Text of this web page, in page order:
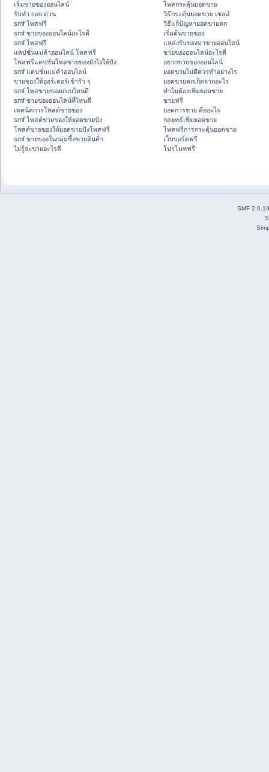
เริ่มขายของออนไลน์
รับทำ seo ด่วน
smf โพสฟรี
smf ขายของออนไลน์อะไรดี
smf โพสฟรี
แคปชั่นแม่ค้าออนไลน์ โพสฟรี
โพสฟรีแคปชั่นโพสขายของยังไงให้ปัง
smf แคปชั่นแม่ค้าออนไลน์
ขายของให้ออร์เดอร์เข้ารัว ๆ
smf โพสขายของแบบไหนดี
smf ขายของออนไลน์ที่ไหนดี
เทคนิคการโพสต์ขายของ
smf โพสต์ขายของให้ยอดขายปัง
โพสต์ขายของให้ยอดขายปังโพสฟรี
smf ขายของในกลุ่มซื้อขายสินค้า
ไม่รู้จะขายอะไรดี
โพสกระตุ้นยอดขาย
วิธีกระตุ้นยอดขาย เซลล์
วิธีแก้ปัญหายอดขายตก
เริ่มต้นขายของ
แหล่งรับของมาขายออนไลน์
ขายของออนไลน์อะไรดี
อยากขายของออนไลน์
ยอดขายไม่ดีควรทำอย่างไร
ยอดขายตกเกิดจากอะไร
ทำไมต้องเพิ่มยอดขาย
ขายฟรี
ยอดการขาย คืออะไร
กลยุทธ์เพิ่มยอดขาย
โพสฟรีการกระตุ้นยอดขาย
เว็บบอร์ดฟรี
โปรโมทฟรี
SMF 2.0.19